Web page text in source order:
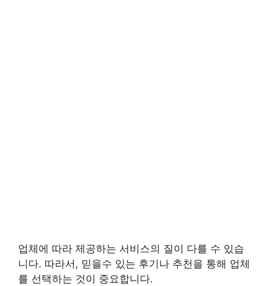
업체에 따라 제공하는 서비스의 질이 다를 수 있습
니다. 따라서, 믿을수 있는 후기나 추천을 통해 업체
를 선택하는 것이 중요합니다.